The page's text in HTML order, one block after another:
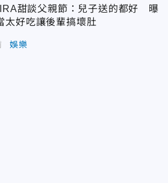
甜談父親節：兒子送的都好 曝
太好吃讓後輩搞壞肚
娛樂